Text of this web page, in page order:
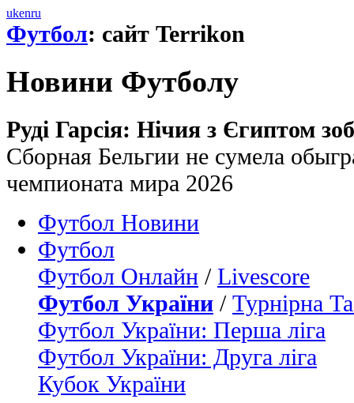
ukenru
Футбол: сайт Terrikon
Новини Футболу
Руді Гарсія: Нічия з Єгиптом
Сборная Бельгии не сумела
чемпионата мира 2026
Футбол Новини
Футбол
Футбол Онлайн / Livescore
Футбол України / Турнірна
Футбол України: Перша ліга
Футбол України: Друга ліга
Кубок України